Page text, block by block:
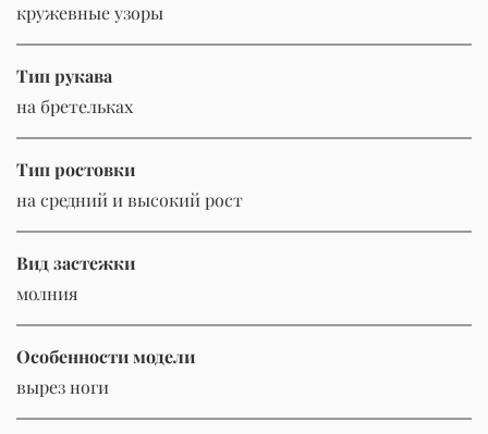
кружевные узоры
Тип рукава
на бретельках
Тип ростовки
на средний и высокий рост
Вид застежки
молния
Особенности модели
вырез ноги